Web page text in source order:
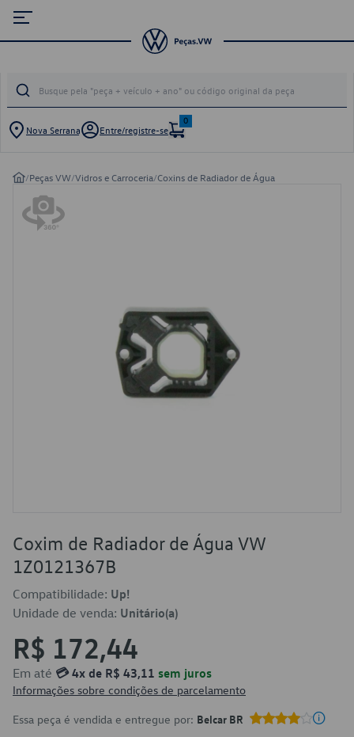
Nova Serrana Entre/registre-se
0
/Peças VW/Vidros e Carroceria/Coxins de Radiador de Água
Coxim de Radiador de Água VW
1Z0121367B
Compatibilidade: Up!
Unidade de venda: Unitário(a)
R$ 172,44
Em até 💳 4x de R$ 43,11 sem juros
Informações sobre condições de parcelamento
Essa peça é vendida e entregue por: Belcar BR